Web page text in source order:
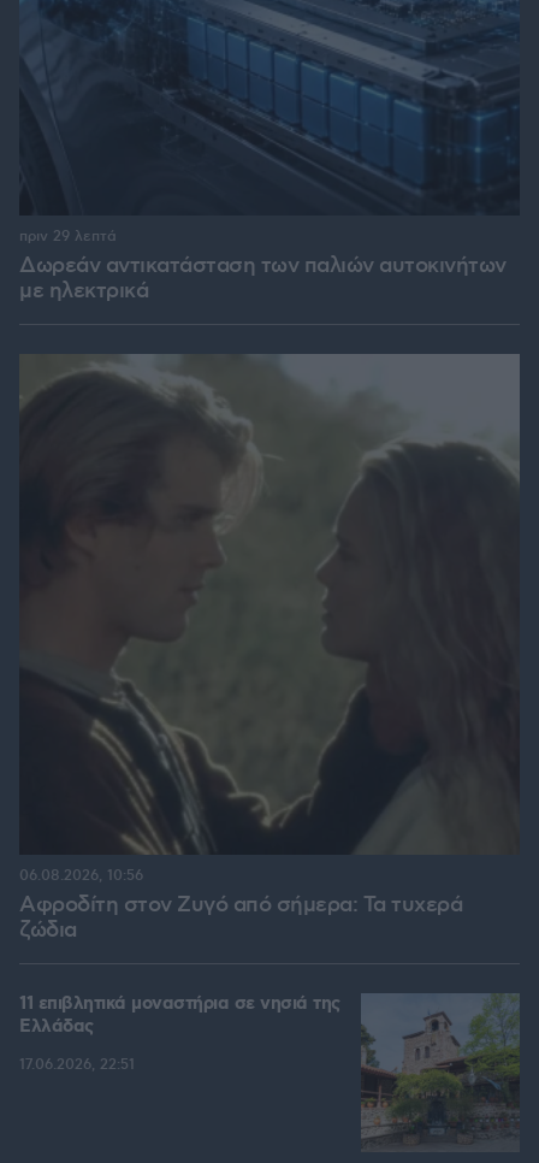
Δωρεάν αντικατάσταση των παλιών αυτοκινήτων
με ηλεκτρικά
πριν 29 λεπτά
Αφροδίτη στον Ζυγό από σήμερα: Τα τυχερά
ζώδια
06.08.2026, 10:56
11 επιβλητικά μοναστήρια σε νησιά της
Ελλάδας
17.06.2026, 22:51